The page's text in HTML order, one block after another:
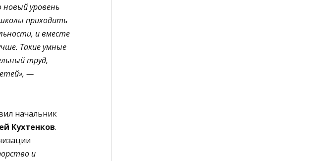
уровень
приходить
и вместе
Такие умные
труд,
—
начальник
Кухтенков.
и